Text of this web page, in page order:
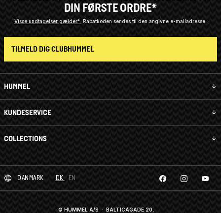
HUMMEL
KUNDESERVICE
COLLECTIONS
DIN FØRSTE ORDRE*
Visse undtagelser gælder* Rabatkoden sendes til den angivne e-mailadresse.
TILMELD DIG CLUBHUMMEL
DANMARK DK EN
© HUMMEL A/S · BALTICAGADE 20,